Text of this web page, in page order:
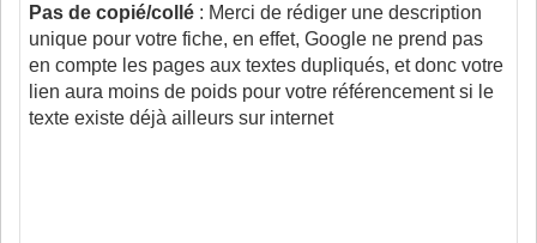
Pas de copié/collé : Merci de rédiger une description
unique pour votre fiche, en effet, Google ne prend pas
en compte les pages aux textes dupliqués, et donc votre
lien aura moins de poids pour votre référencement si le
texte existe déjà ailleurs sur internet